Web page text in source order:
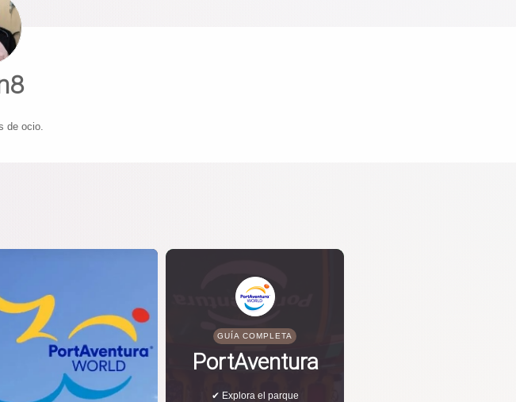
de ocio.
GUÍA COMPLETA
PortAventura
✔ Explora el parque